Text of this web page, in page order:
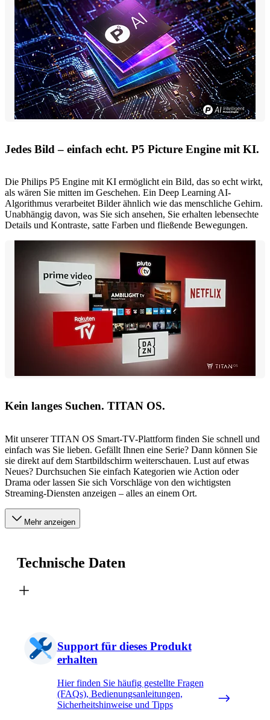
Jedes Bild – einfach echt. P5 Picture Engine mit KI.
Die Philips P5 Engine mit KI ermöglicht ein Bild, das so echt wirkt,
als wären Sie mitten im Geschehen. Ein Deep Learning AI-
Algorithmus verarbeitet Bilder ähnlich wie das menschliche Gehirn.
Unabhängig davon, was Sie sich ansehen, Sie erhalten lebensechte
Details und Kontraste, satte Farben und fließende Bewegungen.
Kein langes Suchen. TITAN OS.
Mit unserer TITAN OS Smart-TV-Plattform finden Sie schnell und
einfach was Sie lieben. Gefällt Ihnen eine Serie? Dann können Sie
sie direkt auf dem Startbildschirm weiterschauen. Lust auf etwas
Neues? Durchsuchen Sie einfach Kategorien wie Action oder
Drama oder lassen Sie sich Vorschläge von den wichtigsten
Streaming-Diensten anzeigen – alles an einem Ort.
Mehr anzeigen
Technische Daten
Support für dieses Produkt
erhalten
Hier finden Sie häufig gestellte Fragen
(FAQs), Bedienungsanleitungen,
Sicherheitshinweise und Tipps